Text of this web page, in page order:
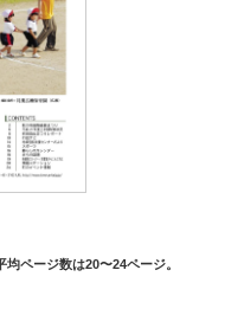
ページ数は20〜24ページ。